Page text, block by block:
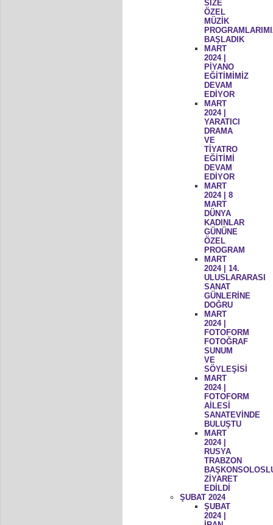
SİZE
ÖZEL
MÜZİK
BAŞLADIK
MART
2024 |
PİYANO
EĞİTİMİMİZ
DEVAM
EDİYOR
MART
2024 |
YARATICI
DRAMA
VE
TİYATRO
EĞİTİMİ
DEVAM
EDİYOR
MART
2024 | 8
MART
DÜNYA
KADINLAR
GÜNÜNE
ÖZEL
PROGRAM
MART
2024 | 14.
ULUSLARARASI
SANAT
GÜNLERİNE
DOĞRU
MART
2024 |
FOTOFORM
FOTOĞRAF
SUNUM
VE
SÖYLEŞİSİ
MART
2024 |
FOTOFORM
AİLESİ
SANATEVİNDE
BULUŞTU
MART
2024 |
RUSYA
TRABZON
ZİYARET
EDİLDİ
ŞUBAT 2024
ŞUBAT
2024 |